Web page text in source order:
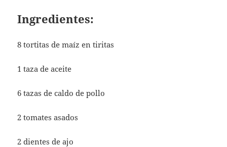
Ingredientes:
8 tortitas de maíz en tiritas
1 taza de aceite
6 tazas de caldo de pollo
2 tomates asados
2 dientes de ajo